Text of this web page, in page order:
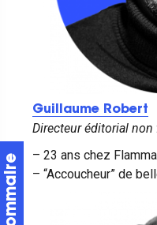
Guillaume Robert
Directeur éditorial
– 23 ans chez
– “Accoucheur” de